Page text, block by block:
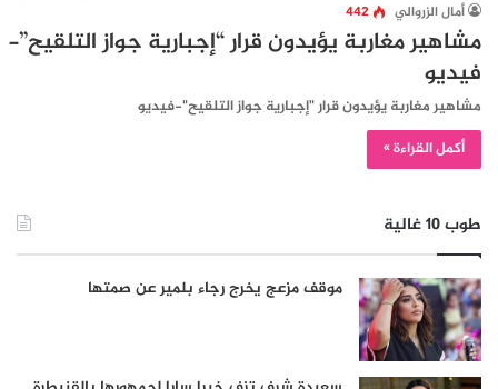
أمال الزروالي 442
مشاهير مغاربة يؤيدون قرار “إجبارية جواز التلقيح”-
فيديو
مشاهير مغاربة يؤيدون قرار "إجبارية جواز التلقيح"-فيديو
أكمل القراءة »
طوب 10 غالية
موقف مزعج يخرج رجاء بلمير عن صمتها